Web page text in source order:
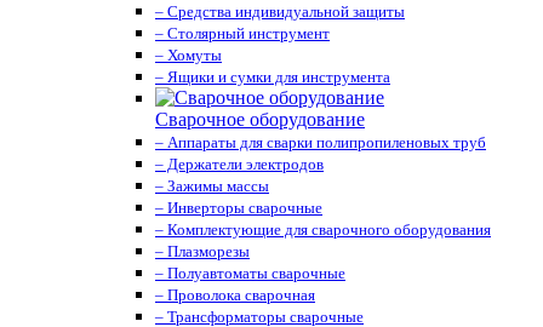
– Средства индивидуальной защиты
– Столярный инструмент
– Хомуты
– Ящики и сумки для инструмента
Сварочное оборудование
– Аппараты для сварки полипропиленовых труб
– Держатели электродов
– Зажимы массы
– Инверторы сварочные
– Комплектующие для сварочного оборудования
– Плазморезы
– Полуавтоматы сварочные
– Проволока сварочная
– Трансформаторы сварочные